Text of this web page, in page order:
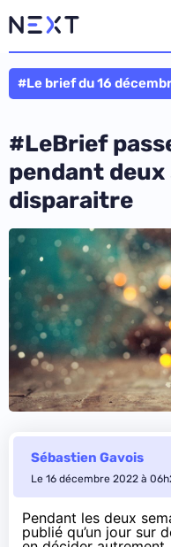
#Le brief du 16
#LeBrief
pendant deux
disparaitre
Sébastien Gavois
Le 16 décembre 2022 à
Pendant les deux
publié qu’un jour sur